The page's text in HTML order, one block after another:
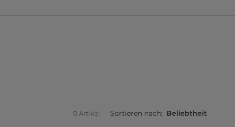
0 Artikel Sortieren nach: Beliebtheit